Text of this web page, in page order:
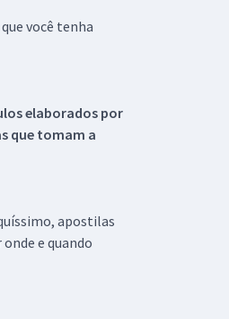
você tenha
elaborados por
que tomam a
apostilas
e quando